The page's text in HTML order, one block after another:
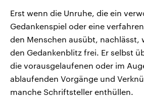
Erst wenn die Unruhe, die ein
Gedankenspiel oder eine
den Menschen ausübt, nachlässt,
den Gedankenblitz frei. Er selbst
die vorausgelaufenen oder im
ablaufenden Vorgänge und
manche Schriftsteller enthüllen.